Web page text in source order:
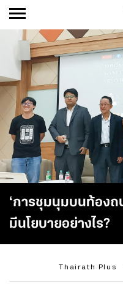
‘การชุมนุมบนท้องถ
มีนโยบายอย่างไร?
Thairath Plus
-ก